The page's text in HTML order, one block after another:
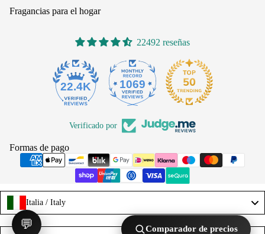
Fragancias para el hogar
22492 reseñas
22.4K 1069
Verificado por
Formas de pago
Italia / Italy
Language💬 Comparador de precios